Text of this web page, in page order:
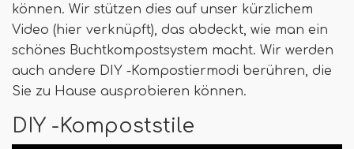
können. Wir stützen dies auf unser kürzlichem
Video (hier verknüpft), das abdeckt, wie man ein
schönes Buchtkompostsystem macht. Wir werden
auch andere DIY -Kompostiermodi berühren, die
Sie zu Hause ausprobieren können.
DIY -Kompoststile